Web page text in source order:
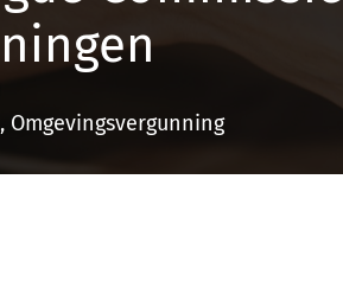
Omgevingsvergunning